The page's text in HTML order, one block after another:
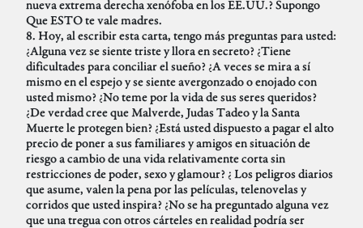
nueva extrema derecha xenófoba en los EE.UU.? Supongo
Que ESTO te vale madres.
8. Hoy, al escribir esta carta, tengo más preguntas para usted:
¿Alguna vez se siente triste y llora en secreto? ¿Tiene
dificultades para conciliar el sueño? ¿A veces se mira a sí
mismo en el espejo y se siente avergonzado o enojado con
usted mismo? ¿No teme por la vida de sus seres queridos?
¿De verdad cree que Malverde, Judas Tadeo y la Santa
Muerte le protegen bien? ¿Está usted dispuesto a pagar el alto
precio de poner a sus familiares y amigos en situación de
riesgo a cambio de una vida relativamente corta sin
restricciones de poder, sexo y glamour? ¿ Los peligros diarios
que asume, valen la pena por las películas, telenovelas y
corridos que usted inspira? ¿No se ha preguntado alguna vez
que una tregua con otros cárteles en realidad podría ser